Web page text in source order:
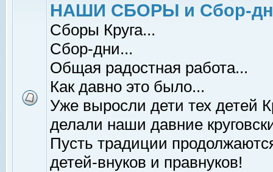
НАШИ СБОРЫ и Сбор-
Сборы Круга...
Сбор-дни...
Общая радостная работа...
Как давно это было...
Уже выросли дети тех детей
делали наши давние
Пусть традиции
детей-внуков и правнуков!